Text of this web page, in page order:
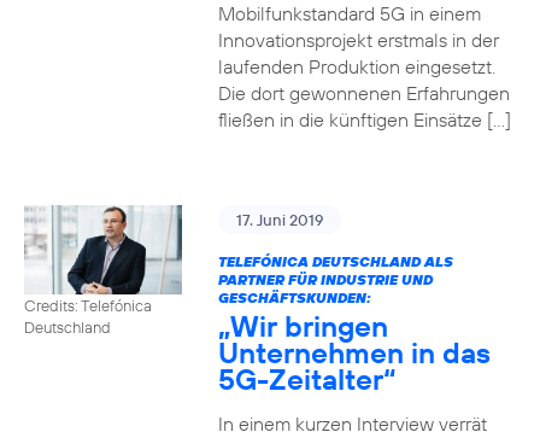
Mobilfunkstandard 5G in einem
Innovationsprojekt erstmals in der
laufenden Produktion eingesetzt.
Die dort gewonnenen Erfahrungen
fließen in die künftigen Einsätze […]
Credits: Telefónica
Deutschland
17. Juni 2019
TELEFÓNICA DEUTSCHLAND ALS
PARTNER FÜR INDUSTRIE UND
GESCHÄFTSKUNDEN:
„Wir bringen
Unternehmen in das
5G-Zeitalter“
In einem kurzen Interview verrät